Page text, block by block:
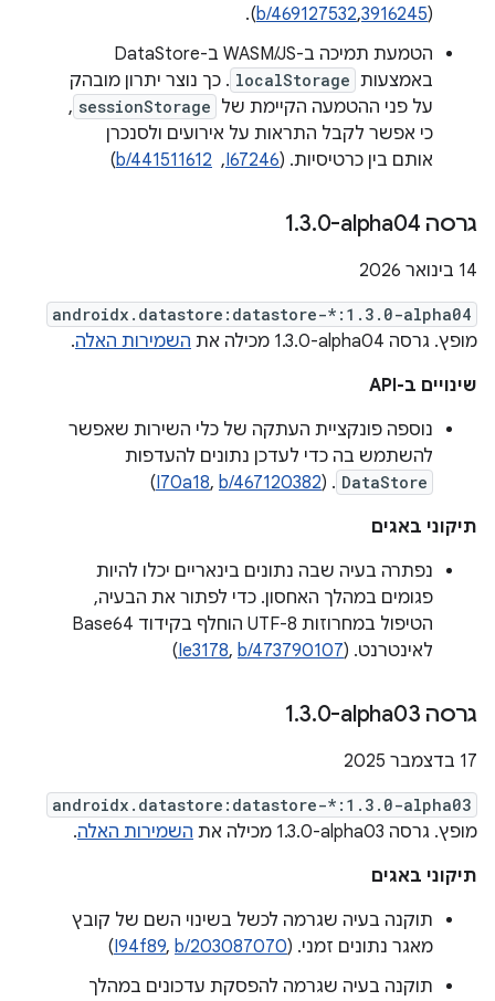
(
3916245
,
b/469127532
).
הטמעת תמיכה ב-WASM/JS ב-DataStore
באמצעות localStorage . כך נוצר יתרון מובהק
על פני ההטמעה הקיימת של sessionStorage
,
כי אפשר לקבל התראות על אירועים ולסנכרן
אותם בין כרטיסיות. (I67246
, ‏
b/441511612
)
גרסה ‎1 .3.0-alpha04
‫14 בינואר 2026
androidx.datastore:datastore-*:1.3.0-alpha04
מופץ. גרסה ‎1.3.0-alpha04 מכילה את השמירות האלה.
שינויים ב-API
נוספה פונקציית העתקה של כלי השירות שאפשר
להשתמש בה כדי לעדכן נתונים להעדפות
DataStore
. ‫(
I70a18, b/467120382
)
תיקוני באגים
נפתרה בעיה שבה נתונים בינאריים יכלו להיות
פגומים במהלך האחסון. כדי לפתור את הבעיה,
הטיפול במחרוזות UTF-8 הוחלף בקידוד Base64
לאינטרנט. (
Ie3178, b/473790107
)
גרסה ‎1 .3.0-alpha03
‫17 בדצמבר 2025
androidx.datastore:datastore-*:1.3.0-alpha03
מופץ. גרסה ‎1.3.0-alpha03 מכילה את השמירות האלה.
תיקוני באגים
תוקנה בעיה שגרמה לכשל בשינוי השם של קובץ
מאגר נתונים זמני. (
I94f89, b/203087070
)
תוקנה בעיה שגרמה להפסקת עדכונים במהלך